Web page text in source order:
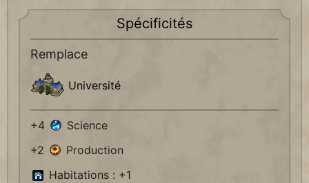
Spécificités
Remplace
Université
+4
Science
+2
Production
Habitations : +1